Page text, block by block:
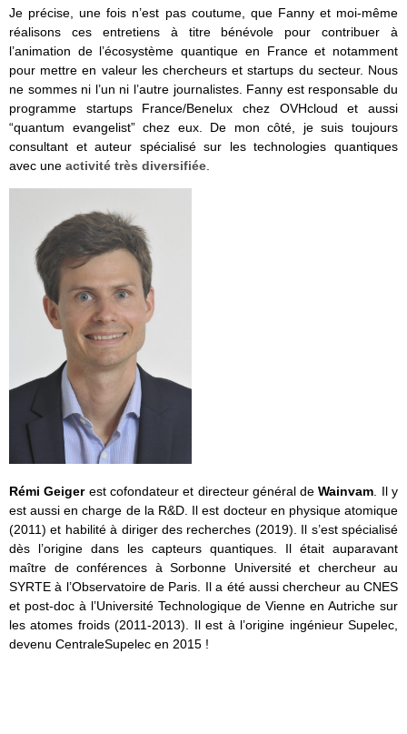
Je précise, une fois n’est pas coutume, que Fanny et moi-même
réalisons ces entretiens à titre bénévole pour contribuer à
l’animation de l’écosystème quantique en France et notamment
pour mettre en valeur les chercheurs et startups du secteur. Nous
ne sommes ni l’un ni l’autre journalistes. Fanny est responsable du
programme startups France/Benelux chez OVHcloud et aussi
“quantum evangelist” chez eux. De mon côté, je suis toujours
consultant et auteur spécialisé sur les technologies quantiques
avec une activité très diversifiée
Rémi Geiger est cofondateur et directeur général deWainvam . Il y
est aussi en charge de la R&D. Il est docteur en physique atomique
(2011) et habilité à diriger des recherches (2019). Il s’est spécialisé
dès l’origine dans les capteurs quantiques. Il était auparavant
maître de conférences à Sorbonne Université et chercheur au
SYRTE à l’Observatoire de Paris. Il a été aussi chercheur au CNES
et post-doc à l’Université Technologique de Vienne en Autriche sur
les atomes froids (2011-2013). Il est à l’origine ingénieur Supelec,
devenu CentraleSupelec en 2015 !